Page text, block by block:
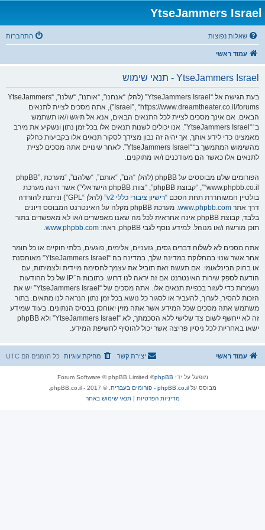
YtseJammers Israel
שאלות נפוצות התחברות
עמוד ראשי
YtseJammers Israel - תנאי שימוש
בעת הגישה אל “YtseJammers Israel” (להלן “אנחנו”, “אותנו”, “שלנו”, “YtseJammers
Israel”, “https://www.dreamtheater.co.il/forums”), אתה מסכים לציית לתנאים
הבאים. אם אינך מסכים לציית לכל התנאים הבאים, אנא אל תיגש ו/או תשתמש
ב־“YtseJammers Israel”. אנו יכולים לשנות תנאים אלו בכל זמן נתון ונשקיע את מירב
מאמצינו כדי לידע אותך, אך יהיה זה נבון מצידך לסקור תנאים אלו בקביעות כחלק
מהשימוש המתמשך ב־“YtseJammers Israel”. לאחר שינויים אתה מסכים לציית
לתנאים אלו כאשר הם מעודכנים ו/או מתוקנים.
הפורומים שלנו מבוססים על phpBB (להלן “הם”, “אותם”, “שלהם”, “מערכת phpBB”,
“www.phpbb.co.il”, “קבוצת phpBB”, “צוות phpBB הישראלי”) אשר הינה מערכת
בולטיין המשוחררת תחת הסכם “רישיון ציבורי כללי v2
” (להלן “GPL”) וניתנת להורדה
דרך אתר www.phpbb.com
. מערכת phpBB מקלה על האינטרנט המבוסס דיונים
בלבד, קבוצת phpBB אינה אחראית לכל מה שאנו מאפשרים ו/או לא מאפשרים בתור
תוכן מורשה ו/או מנוהל. למידע נוסף לגבי phpBB, ראה:
www.phpbb.com
.
אתה מסכים לא לשלוח דברים גסים, גזעניים, אלימים, פוגעים, בלתי חוקיים או כל חומר
אחר אשר שנוי במחלוקת במדינה שלך, במדינה בה “YtseJammers Israel” מאוחסנת
או בחוק הבינלאומי. אם תעשה זאת תוביל את עצמך לחסימה מיידית ולצמיתות, עם
הודעה לספק שירות האינטרנט אם זה יראה לנו דרוש. כתובות ה־IP של כל ההודעות
נשמרות כדי לעזור בכפיית תנאים אלו. אתה מסכים של “YtseJammers Israel” יש את
הזכות להסיר, לערוך, להעביר או לסגור כל נושא בכל זמן נתון הנראה לנו מתאים. בתור
משתמש אתה מסכים שכל המידע אשר אתה מזין יאוחסן בבסיס הנתונים. בעוד שמידע
זה לא ייחשף לשום צד שלישי ללא הסכמתך, לא “YtseJammers Israel” ולא phpBB
ישאו באחריות לכל ניסיון פריצה אשר יכול להוסיף לחשיפת המידע.
עמוד ראשי כל הזמנים הם UTC מחיקת עוגיות יצירת קשר
מופעל על ידי phpBB
® Forum Software © phpBB Limited
מבוסס על phpBB.co.il - פורומים בעברית
. © 2017 - phpBB.co.il.
מדיניות הפרטיות |תנאי שימוש באתר